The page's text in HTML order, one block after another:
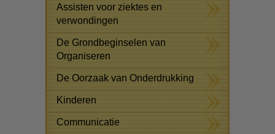
Assisten voor ziektes en
verwondingen
De Grondbeginselen van
Organiseren
De Oorzaak van Onderdrukking
Kinderen
Communicatie